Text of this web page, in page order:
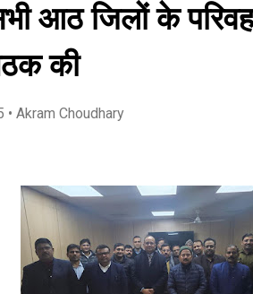
आठ जिलों के
की
• Akram Choudhary